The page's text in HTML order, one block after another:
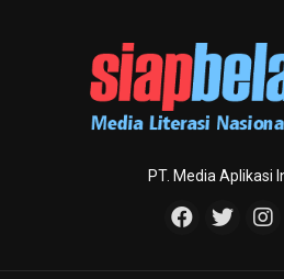
PT. Media Aplikasi